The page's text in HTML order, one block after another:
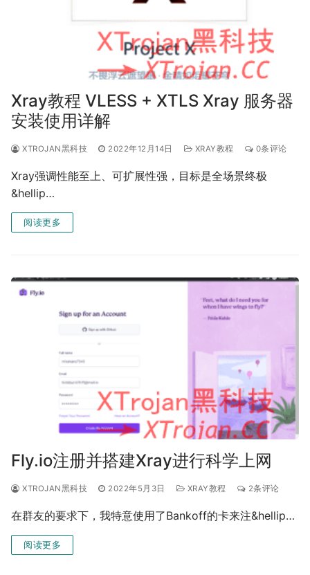
Xray教程 VLESS + XTLS Xray 服务器
安装使用详解
XTROJAN黑科技 2022年12月14日 XRAY教程 0条评论
Xray强调性能至上、可扩展性强，目标是全场景终极
&hellip…
阅读更多
Fly.io注册并搭建Xray进行科学上网
XTROJAN黑科技 2022年5月3日 XRAY教程 2条评论
在群友的要求下，我特意使用了Bankoff的卡来注&hellip…
阅读更多